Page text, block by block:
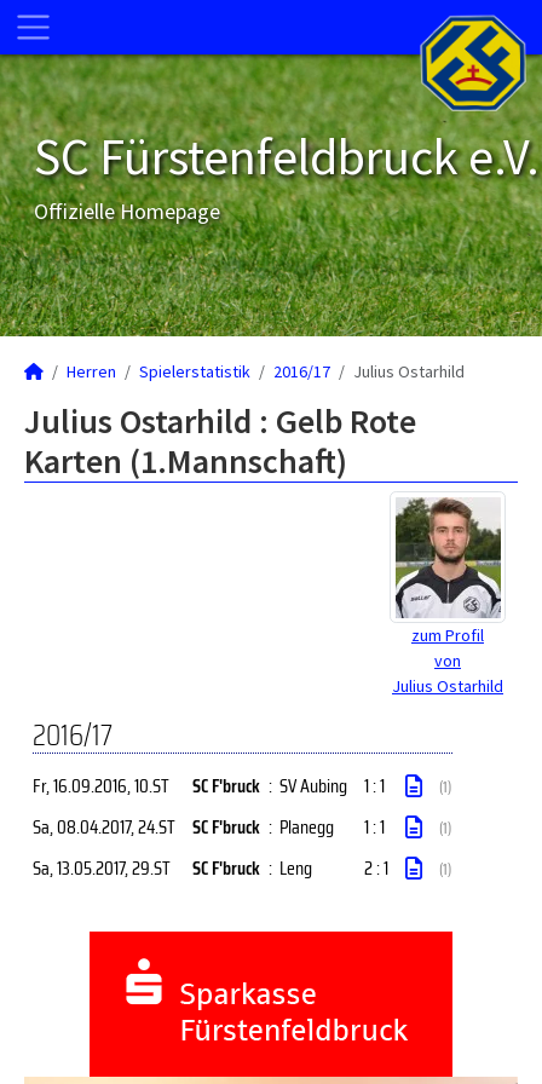
SC Fürstenfeldbruck e.V.
Offizielle Homepage
Herren Spielerstatistik 2016/17 Julius Ostarhild
Julius Ostarhild : Gelb Rote
Karten (1.Mannschaft)
zum Profil
von
Julius Ostarhild
2016/17
Fr, 16.09.2016, 10.ST SC F'bruck : SV Aubing 1 : 1 (1)
Sa, 08.04.2017, 24.ST SC F'bruck : Planegg 1 : 1 (1)
Sa, 13.05.2017, 29.ST SC F'bruck : Leng 2 : 1 (1)